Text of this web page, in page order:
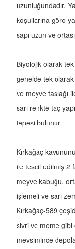
uzunluğundadır.
koşullarına göre
sapı uzun ve
Biyolojik olarak
genelde tek olarak
ve meyve taslağı
sarı renkte taç
tepesi bulunur.
Kırkağaç
ile tescil edilmiş 2
meyve kabuğu,
işlemeli ve sarı
Kırkağaç-589
sivri ve meme gibi
mevsimince